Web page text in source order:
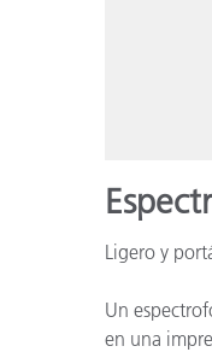
Ligero y
Un
en una